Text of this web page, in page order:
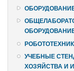
УЧЕБНЫЕ
ХОЗЯЙСТВА И